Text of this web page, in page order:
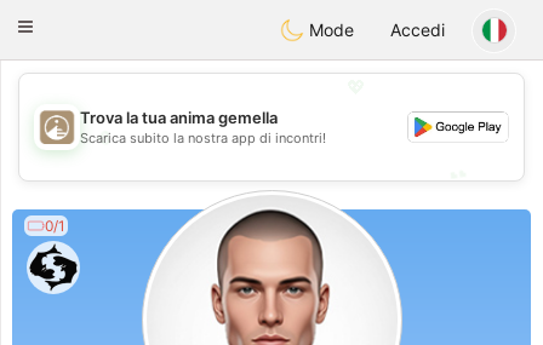
ahebik
Toggle
Mode Accedi
💖
💕
Trova la tua anima gemella
Scarica subito la nostra app di incontri!
0/1